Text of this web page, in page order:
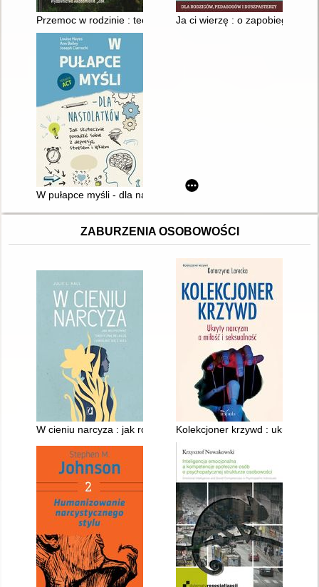
Przemoc w rodzinie : teoria i rzeczywistośćJa ci wierzę : o zapobieganiu
W pułapce myśli - dla nastolatków : jak skutecznie poradzić
ZABURZENIA OSOBOWOŚCI
W cieniu narcyza : jak rozpoznać toksyczną relację i uwolnić
Kolekcjoner krzywd : ukryty